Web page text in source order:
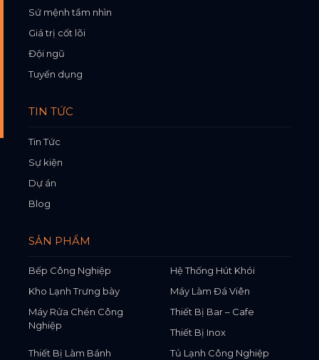
Sứ mệnh tầm nhìn
Giá trị cốt lõi
Đội ngũ
Tuyển dụng
TIN TỨC
Tin Tức
Sự kiện
Dự án
Blog
SẢN PHẨM
Bếp Công Nghiệp
Hệ Thống Hút Khói
Kho Lạnh Trưng bày
Máy Làm Đá Viên
Máy Rửa Chén Công
Nghiệp
Thiết Bị Bar – Cafe
Thiết Bị Inox
Thiết Bị Làm Bánh
Tủ Lạnh Công Nghiệp